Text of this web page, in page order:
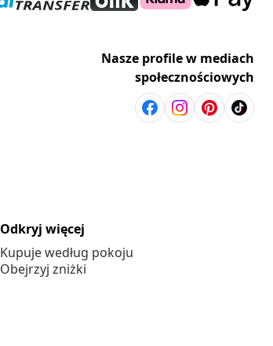
Nasze profile w mediach
społecznościowych
Odkryj więcej
Kupuje według pokoju
Obejrzyj zniżki